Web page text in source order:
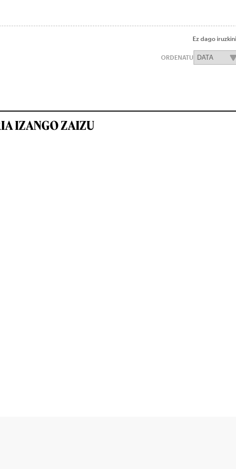
Ez dago
ORDENATU
IZANGO ZAIZU